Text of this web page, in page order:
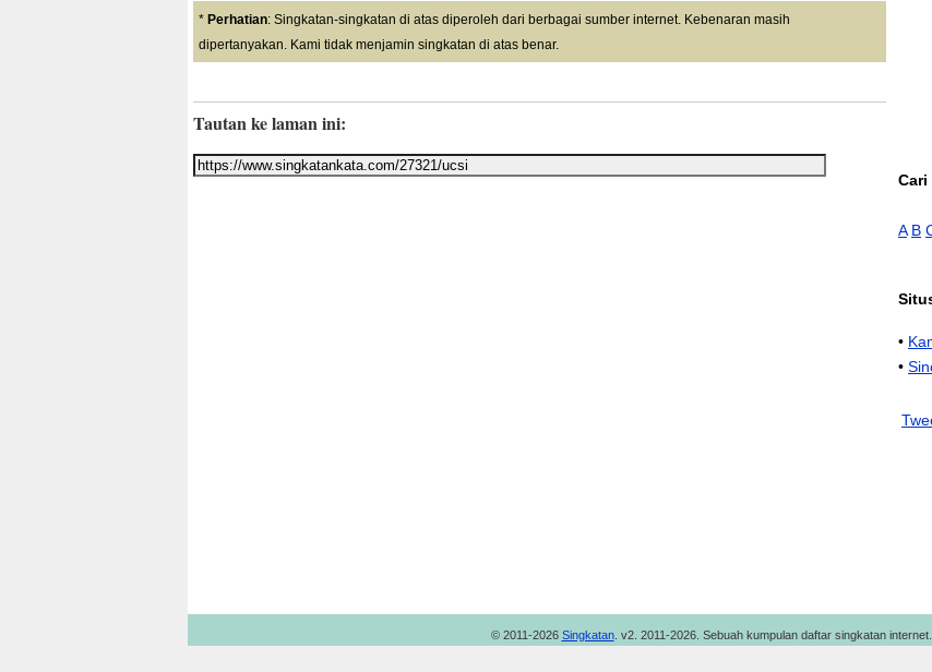
* Perhatian: Singkatan-singkatan di atas diperoleh dari berbagai sumber internet. Kebenaran masih
dipertanyakan. Kami tidak menjamin singkatan di atas benar.
Tautan ke laman ini:
Cari
A B
•
•
© 2011-2026 Singkatan. v2. 2011-2026. Sebuah kumpulan daftar singkatan internet.